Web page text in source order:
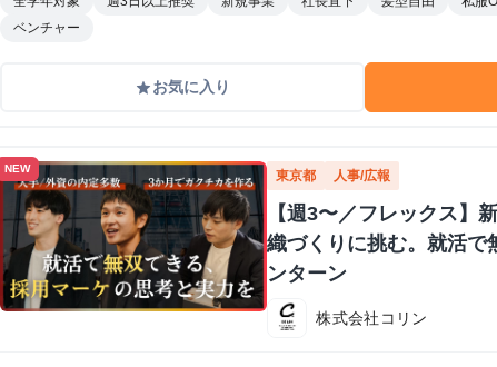
ベンチャー
gradeお気に入り
NEW 東京都 人事/広報
【週3〜／フレックス】
織づくりに挑む。就活で
ンターン
株式会社コリン